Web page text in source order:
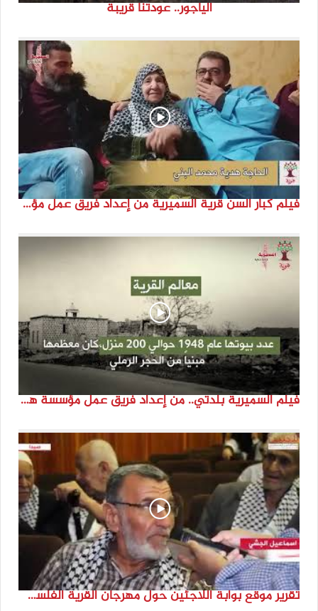
الياجور.. عودتنا قريبة
فيلم كبار السن قرية السميرية من إعداد فريق عمل مؤسسة هوية
فيلم السميرية بلدتي.. من إعداد فريق عمل مؤسسة هوية
تقرير موقع بوابة اللاجئين حول مهرجان القرية الفلسطينية ( السميرية بلدتي)